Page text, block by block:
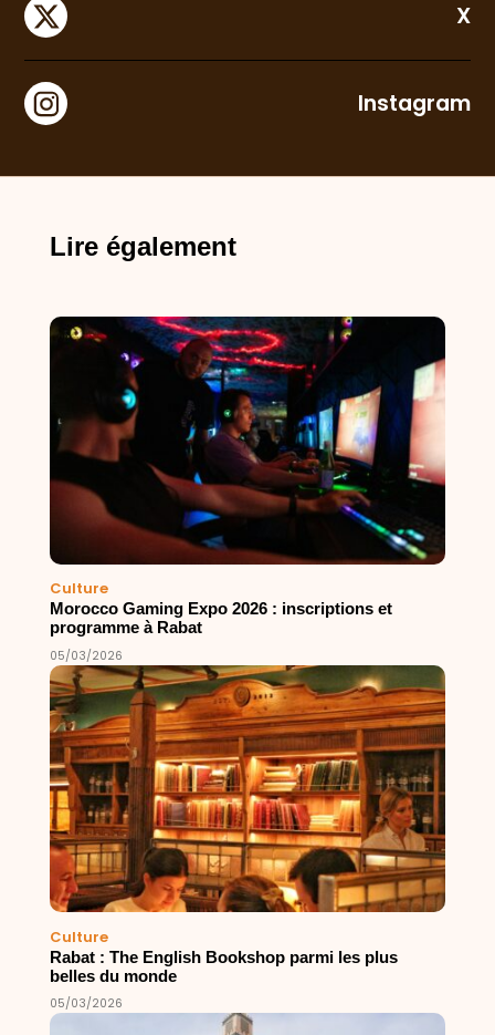
X
Instagram
Lire également
Culture
Morocco Gaming Expo 2026 : inscriptions et
programme à Rabat
05/03/2026
Culture
Rabat : The English Bookshop parmi les plus
belles du monde
05/03/2026